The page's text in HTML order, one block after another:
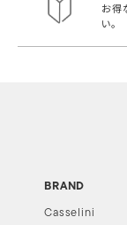
お得
い。
BRAND
Casselini